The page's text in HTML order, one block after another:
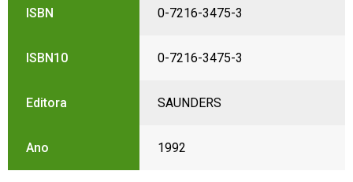
ISBN 0-7216-3475-3
ISBN10 0-7216-3475-3
Editora SAUNDERS
Ano 1992